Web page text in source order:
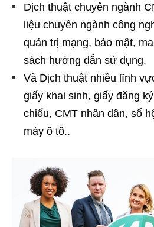
Dịch thuật chuyên ngành
liệu chuyên ngành công
quản trị mạng, bảo mật,
sách hướng dẫn sử dụng.
Và Dịch thuật nhiều lĩnh
giấy khai sinh, giấy đăng
chiếu, CMT nhân dân, sổ
máy ô tô..